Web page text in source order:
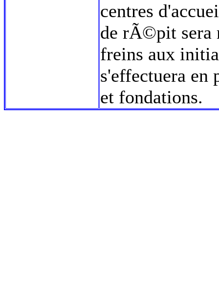
centres
de rÃ©pit
freins aux
s'effectuera en
et fondations.